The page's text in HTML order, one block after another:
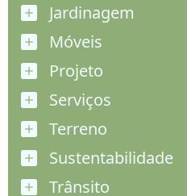
Jardinagem
Móveis
Projeto
Serviços
Terreno
Sustentabilidade
Trânsito